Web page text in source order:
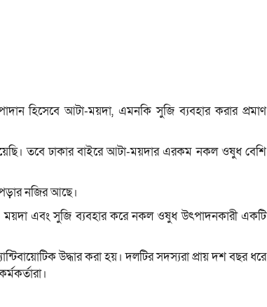
হিসেবে আটা-ময়দা, এমনকি সুজি ব্যবহার করার প্রমাণ
তবে ঢাকার বাইরে আটা-ময়দার এরকম নকল ওষুধ বেশি
নজির আছে।
ময়দা এবং সুজি ব্যবহার করে নকল ওষুধ উৎপাদনকারী একটি
উদ্ধার করা হয়। দলটির সদস্যরা প্রায় দশ বছর ধরে